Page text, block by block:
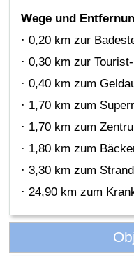
Wege und
· 0,20 km zur
· 0,30 km zur
· 0,40 km zum
· 1,70 km zum
· 1,70 km zum
· 1,80 km zum
· 3,30 km zum Strand
· 24,90 km zum